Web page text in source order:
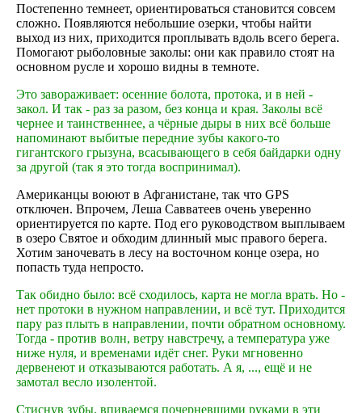
Постепенно темнеет, ориентироваться становится совсем
сложно. Появляются небольшие озерки, чтобы найти
выход из них, приходится проплывать вдоль всего берега.
Помогают рыболовные заколы: они как правило стоят на
основном русле и хорошо видны в темноте.
Это завораживает: осенние болота, протока, и в ней -
закол. И так - раз за разом, без конца и края. Заколы всё
чернее и таинственнее, а чёрные дыры в них всё больше
напоминают выбитые передние зубы какого-то
гигантского грызуна, всасывающего в себя байдарки одну
за другой (так я это тогда воспринимал).
Американцы воюют в Афганистане, так что GPS
отключен. Впрочем, Леша Савватеев очень уверенно
ориентируется по карте. Под его руководством выплываем
в озеро Святое и обходим длинный мыс правого берега.
Хотим заночевать в лесу на восточном конце озера, но
попасть туда непросто.
Так обидно было: всё сходилось, карта не могла врать. Но -
нет протоки в нужном направлении, и всё тут. Приходится
пару раз плыть в направлении, почти обратном основному.
Тогда - против волн, ветру навстречу, а температура уже
ниже нуля, и временами идёт снег. Руки мгновенно
дервенеют и отказываются работать. А я, ..., ещё и не
замотал весло изолентой.
Стиснув зубы, впиваемся почерневшими руками в эти